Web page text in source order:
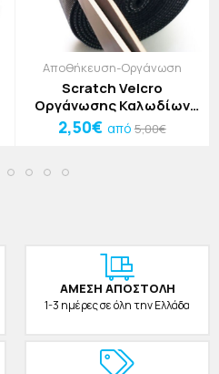
Αποθήκευση-Οργάνωση
Scratch Velcro
Οργάνωσης Καλωδίων
Κίτρινο 1,5x100cm
2,50€ από 5,00€
ΑΜΕΣΗ ΑΠΟΣΤΟΛΗ
1-3 ημέρες σε όλη την Ελλάδα